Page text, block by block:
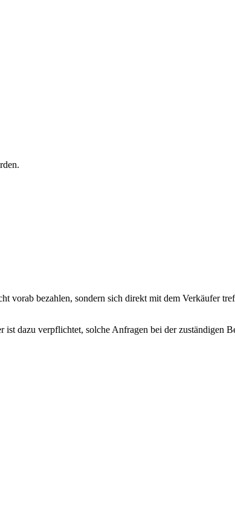
vorab bezahlen, sondern sich direkt mit dem Verkäufer
dazu verpflichtet, solche Anfragen bei der zuständigen